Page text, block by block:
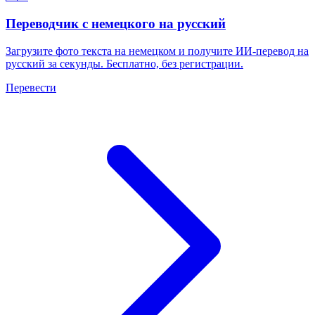
Переводчик с немецкого на русский
Загрузите фото текста на немецком и получите ИИ-перевод на
русский за секунды. Бесплатно, без регистрации.
Перевести